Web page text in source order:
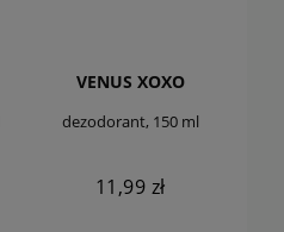
VENUS XOXO
dezodorant, 150 ml
11,99 zł